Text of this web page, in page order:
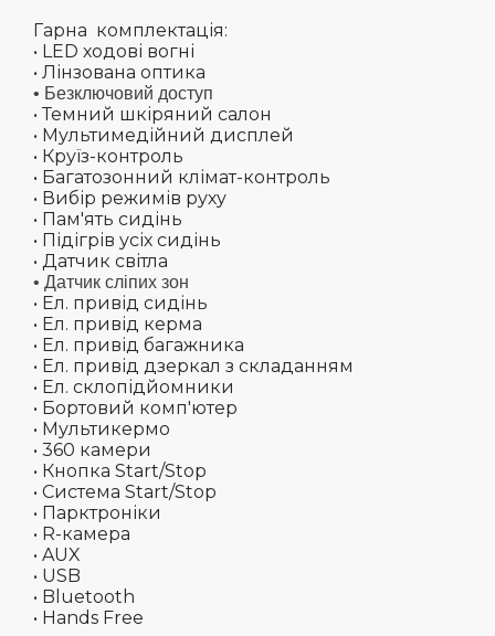
Гарна комплектація:
• LED ходові вогні
• Лінзована оптика
• Безключовий доступ
• Темний шкіряний салон
• Мультимедійний дисплей
• Круїз-контроль
• Багатозонний клімат-контроль
• Вибір режимів руху
• Пам'ять сидінь
• Підігрів усіх сидінь
• Датчик світла
• Датчик сліпих зон
• Ел. привід сидінь
• Ел. привід керма
• Ел. привід багажника
• Ел. привід дзеркал з складанням
• Ел. склопідйомники
• Бортовий комп'ютер
• Мультикермо
• 360 камери
• Кнопка Start/Stop
• Система Start/Stop
• Парктроніки
• R-камера
• AUX
• USB
• Bluetooth
• Hands Free